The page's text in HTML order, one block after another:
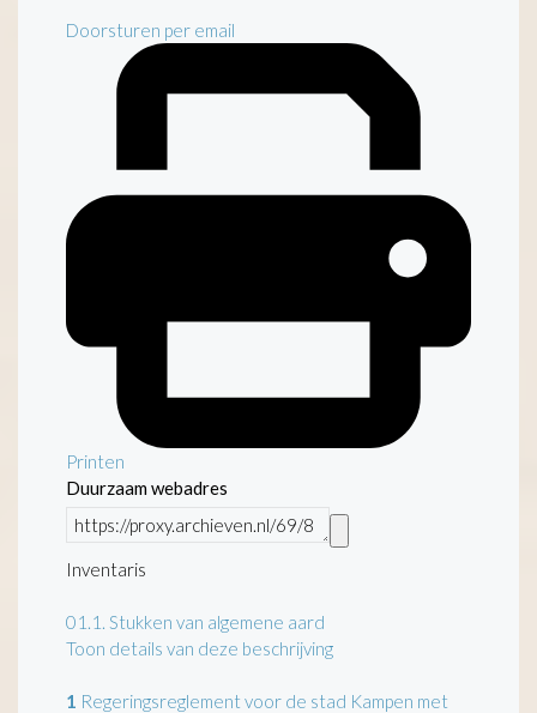
Doorsturen per email
Printen
Duurzaam webadres
Inventaris
01.1. Stukken van algemene aard
Toon details van deze beschrijving
1 Regeringsreglement voor de stad Kampen met